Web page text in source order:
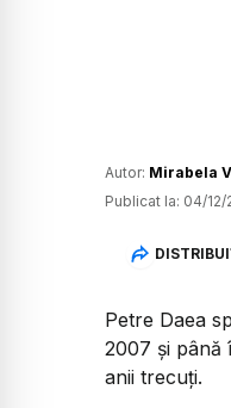
Autor: Mirabela
Publicat la: 04/12/
Petre Daea
2007 şi până
anii trecuţi.